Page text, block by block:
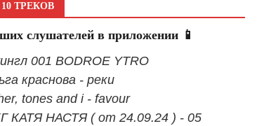
ТРЕКОВ
слушателей в приложении 📱
001 BODROE YTRO
краснова - реки
tones and i - favour
КАТЯ НАСТЯ ( от 24.09.24 ) - 05